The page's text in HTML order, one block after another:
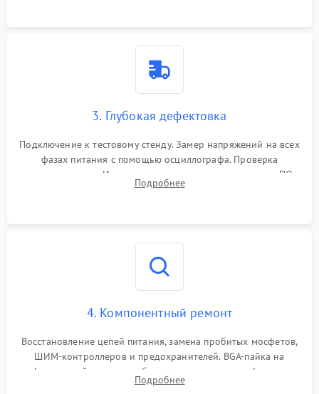
3. Глубокая дефектовка
Подключение к тестовому стенду. Замер напряжений на всех
фазах питания с помощью осциллографа. Проверка
инициализации. Использование специализированного ПО
MATS
Подробнее
4. Компонентный ремонт
Восстановление цепей питания, замена пробитых мосфетов,
ШИМ-контроллеров и предохранителей. BGA-пайка на
инфракрасной станции реболлинг или замена графического
чипа и дефектной памяти GDDR. Прошивка BIOS
Подробнее